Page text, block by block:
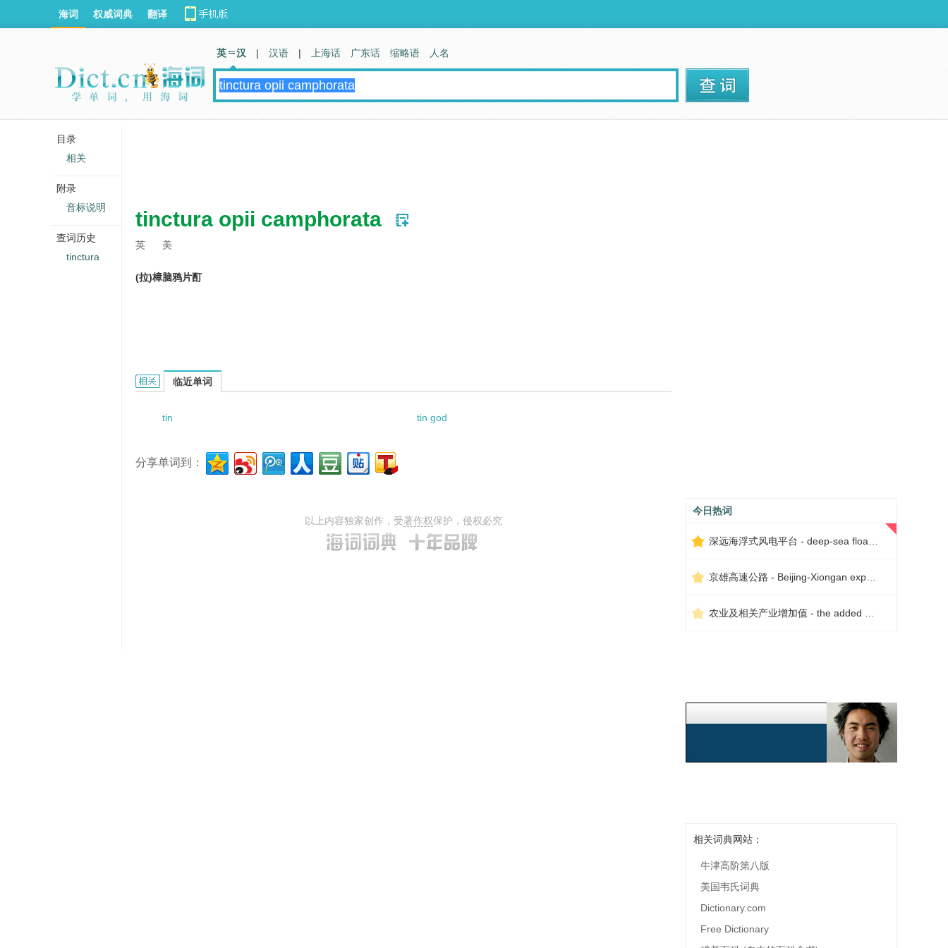
tinctura opii camphorata
英 美
(拉)樟脑鸦片酊
tinctura opii camphorata的相关资料：
临近单词
tin tin god
分享单词到：
以上内容独家创作，受著作权保护，侵权必究
今日热词
相关词典网站：
牛津高阶第八版
美国韦氏词典
Dictionary.com
Free Dictionary
海词 权威词典 翻译
英 汉 | 汉语 | 上海话 广东话 缩略语 人名
目录
相关
附录
音标说明
查词历史
tinctura